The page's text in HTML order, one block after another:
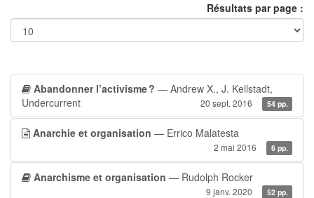
Résultats par page :
Abandonner l’activisme ? — Andrew X., J. Kellstadt,
Undercurrent
20 sept. 2016 54 pp.
Anarchie et organisation — Errico Malatesta
2 mai 2016 6 pp.
Anarchisme et organisation — Rudolph Rocker
9 janv. 2020 52 pp.